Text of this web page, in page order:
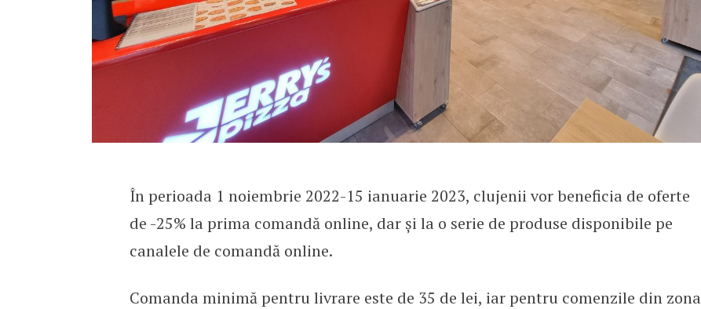
În perioada 1 noiembrie 2022-15 ianuarie 2023, clujenii vor beneficia de oferte
de -25% la prima comandă online, dar și la o serie de produse disponibile pe
canalele de comandă online.
Comanda minimă pentru livrare este de 35 de lei, iar pentru comenzile din zona